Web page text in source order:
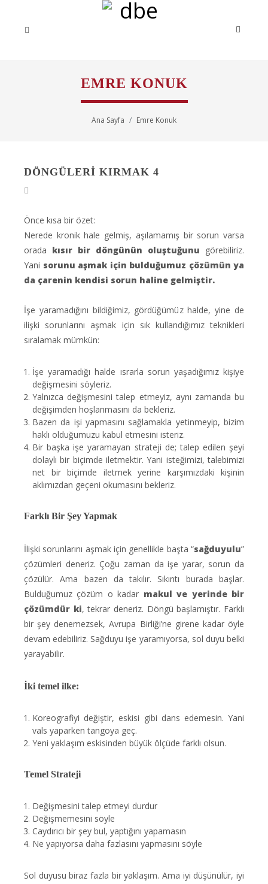
EMRE KONUK
Ana Sayfa Emre Konuk
DÖNGÜLERI KIRMAK 4
Önce kısa bir özet:
Nerede kronik hale gelmiş, aşılamamış bir sorun varsa
orada kısır bir döngünün oluştuğunu
görebiliriz.
Yani sorunu aşmak için bulduğumuz çözümün ya
da çarenin kendisi sorun haline gelmiştir.
İşe yaramadığını bildiğimiz, gördüğümüz halde, yine de
ilişki sorunlarını aşmak için sık kullandığımız teknikleri
sıralamak mümkün:
İşe yaramadığı halde ısrarla sorun yaşadığımız kişiye
değişmesini söyleriz.
Yalnızca değişmesini talep etmeyiz, aynı zamanda bu
değişimden hoşlanmasını da bekleriz.
Bazen da işi yapmasını sağlamakla yetinmeyip, bizim
haklı olduğumuzu kabul etmesini isteriz.
Bir başka işe yaramayan strateji de; talep edilen şeyi
dolaylı bir biçimde iletmektir. Yani isteğimizi, talebimizi
net bir biçimde iletmek yerine karşımızdaki kişinin
aklımızdan geçeni okumasını bekleriz.
Farklı Bir Şey Yapmak
İlişki sorunlarını aşmak için genellikle başta “sağduyulu”
çözümleri deneriz. Çoğu zaman da işe yarar, sorun da
çözülür. Ama bazen da takılır. Sıkıntı burada başlar.
Bulduğumuz çözüm o kadar makul ve yerinde bir
çözümdür ki, tekrar deneriz. Döngü başlamıştır. Farklı
bir şey denemezsek, Avrupa Birliği’ne girene kadar öyle
devam edebiliriz. Sağduyu işe yaramıyorsa, sol duyu belki
yarayabilir.
İki temel ilke:
Koreografiyi değiştir, eskisi gibi dans edemesin. Yani
vals yaparken tangoya geç.
Yeni yaklaşım eskisinden büyük ölçüde farklı olsun.
Temel Strateji
Değişmesini talep etmeyi durdur
Değişmemesini söyle
Caydırıcı bir şey bul, yaptığını yapamasın
Ne yapıyorsa daha fazlasını yapmasını söyle
Sol duyusu biraz fazla bir yaklaşım. Ama iyi düşünülür, iyi